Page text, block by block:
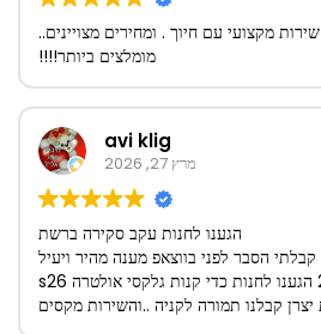
שירות מקצועי עם חיוך . ומחירים מצויינים..
מומלצים ביותר!!!!
avi klig
מרץ 27, 2026
הגענו לחנות עקב סקירה ברשת
קבלתי הסבר לפני בווצאפ מענה מהיר ויעיל
אתמול בתאריך .26.3.26 הגענו לחנות כדי קנות גלקסי אולטרה s26
קבלנו תמורה לקניה ..והשירות מקסים